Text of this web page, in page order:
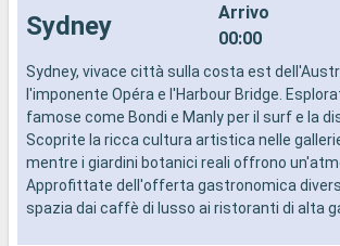
Sydney
Arrivo
00:00
Sydney, vivace città sulla costa est
l'imponente Opéra e l'Harbour Bridge.
famose come Bondi e Manly per il surf e la
Scoprite la ricca cultura artistica nelle
mentre i giardini botanici reali offrono
Approfittate dell'offerta gastronomica
spazia dai caffè di lusso ai ristoranti di alta